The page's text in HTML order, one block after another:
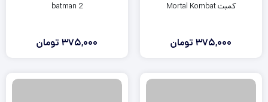
کمبت Mortal Kombat
375,000 تومان
batman 2
375,000 تومان